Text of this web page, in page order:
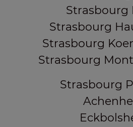
Strasbourg
Strasbourg
Strasbourg
Strasbourg
Strasbourg